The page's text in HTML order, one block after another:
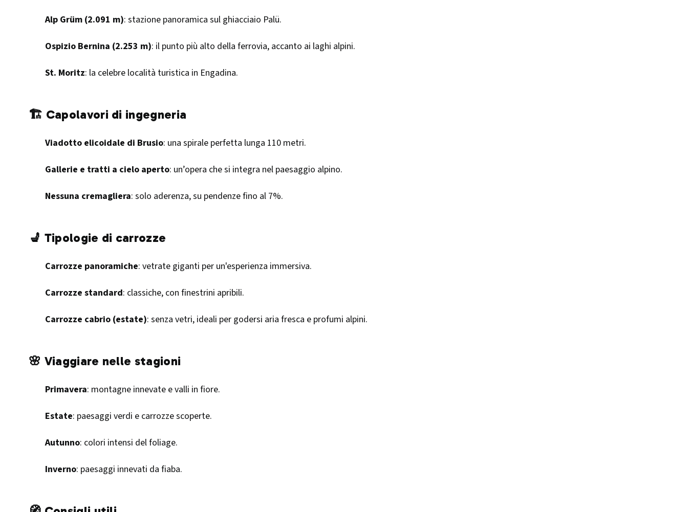
Alp Grüm (2.091 m): stazione panoramica sul ghiacciaio Palü.
Ospizio Bernina (2.253 m): il punto più alto della ferrovia, accanto ai laghi alpini.
St. Moritz: la celebre località turistica in Engadina.
🏗️ Capolavori di ingegneria
Viadotto elicoidale di Brusio: una spirale perfetta lunga 110 metri.
Gallerie e tratti a cielo aperto: un’opera che si integra nel paesaggio alpino.
Nessuna cremagliera: solo aderenza, su pendenze fino al 7%.
💺 Tipologie di carrozze
Carrozze panoramiche: vetrate giganti per un'esperienza immersiva.
Carrozze standard: classiche, con finestrini apribili.
Carrozze cabrio (estate): senza vetri, ideali per godersi aria fresca e profumi alpini.
🌸 Viaggiare nelle stagioni
Primavera: montagne innevate e valli in fiore.
Estate: paesaggi verdi e carrozze scoperte.
Autunno: colori intensi del foliage.
Inverno: paesaggi innevati da fiaba.